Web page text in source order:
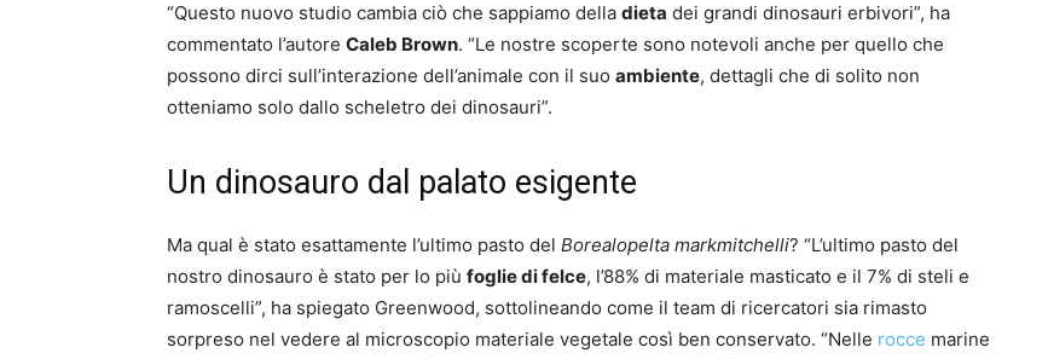
“Questo nuovo studio cambia ciò che sappiamo della dieta dei grandi dinosauri erbivori”, ha
commentato l’autore Caleb Brown. “Le nostre scoperte sono notevoli anche per quello che
possono dirci sull’interazione dell’animale con il suo ambiente, dettagli che di solito non
otteniamo solo dallo scheletro dei dinosauri”.
Un dinosauro dal palato esigente
Ma qual è stato esattamente l’ultimo pasto del Borealopelta markmitchelli? “L’ultimo pasto del
nostro dinosauro è stato per lo più foglie di felce, l’88% di materiale masticato e il 7% di steli e
ramoscelli”, ha spiegato Greenwood, sottolineando come il team di ricercatori sia rimasto
sorpreso nel vedere al microscopio materiale vegetale così ben conservato. “Nelle rocce marine